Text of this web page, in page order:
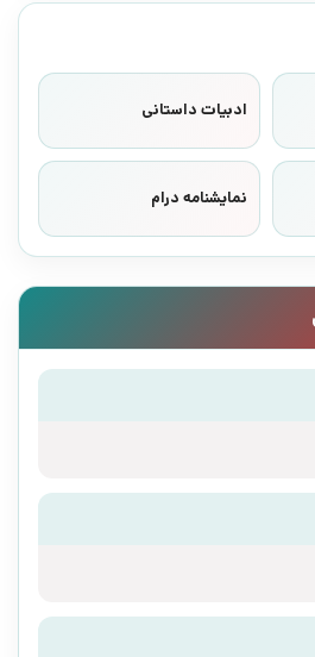
ادبیات داستانی
نمایشنامه درام